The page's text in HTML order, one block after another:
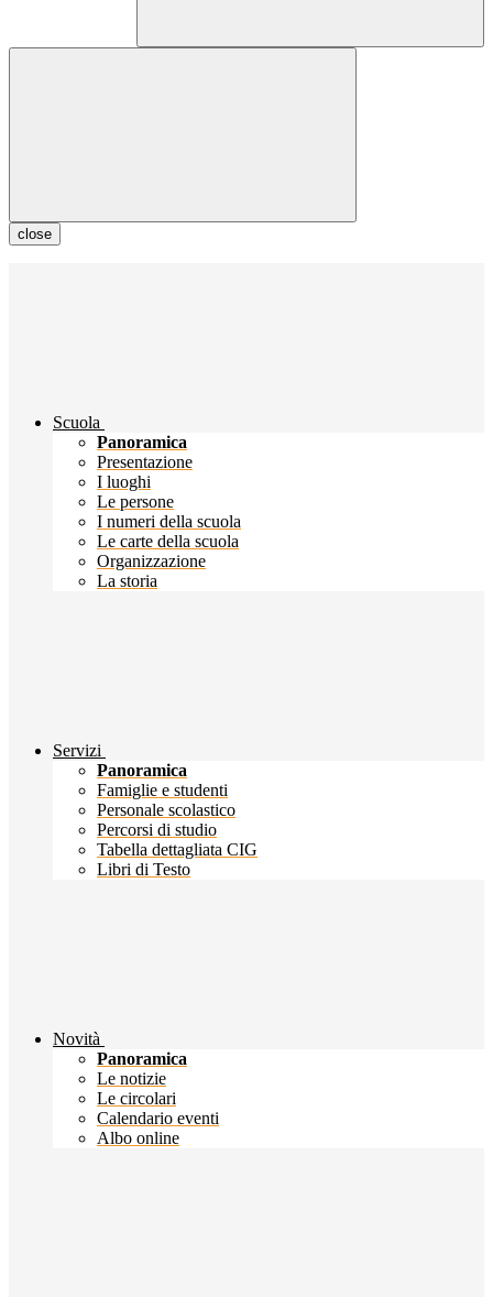
close
Scuola
Panoramica
Presentazione
I luoghi
Le persone
I numeri della scuola
Le carte della scuola
Organizzazione
La storia
Servizi
Panoramica
Famiglie e studenti
Personale scolastico
Percorsi di studio
Tabella dettagliata CIG
Libri di Testo
Novità
Panoramica
Le notizie
Le circolari
Calendario eventi
Albo online